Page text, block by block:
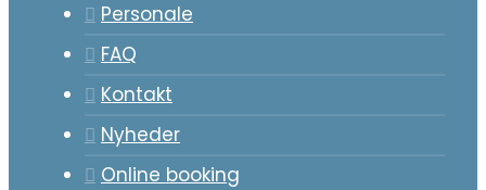
Personale
FAQ
Kontakt
Nyheder
Online booking